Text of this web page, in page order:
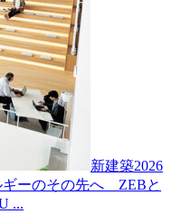
新建築2026
ギーのその先へ ZEBと
...